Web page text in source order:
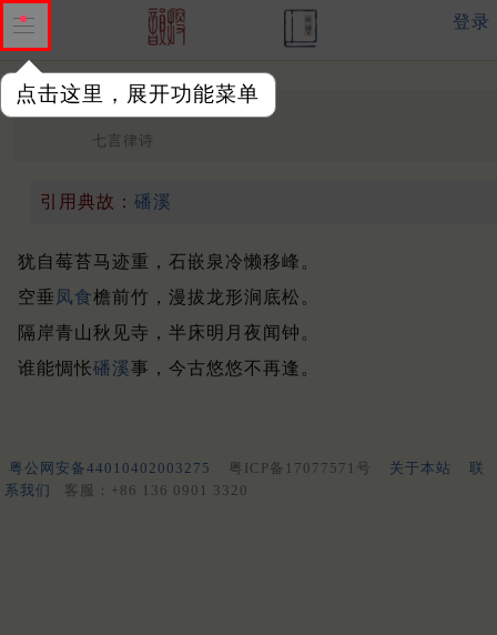
点击这里，展开功能菜单
登录
题陈山人居 晚唐 ·黄滔
七言律诗
引用典故： 磻溪
犹自莓苔马迹重，石嵌泉冷懒移峰。
空垂 凤食檐前竹，漫拔龙形涧底松。
隔岸青山秋见寺，半床明月夜闻钟。
谁能惆怅磻溪事，今古悠悠不再逢。
粤公网安备44010402003275 粤ICP备17077571号 关于本站
联
系我们
客服：+86 136 0901 3320